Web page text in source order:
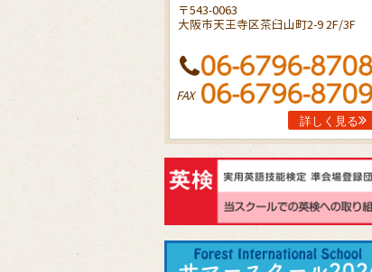
〒543-0063
大阪市天王寺区茶臼山町2-9 2F/3F
FAX
詳しく見る